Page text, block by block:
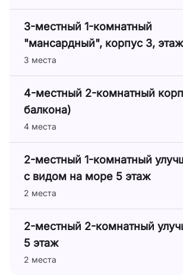
3-местный 1-комнатный
"мансардный", корпус 3,
3 места
4-местный 2-комнатный
балкона)
4 места
2-местный 1-комнатный
с видом на море 5 этаж
2 места
2-местный 2-комнатный
5 этаж
2 места